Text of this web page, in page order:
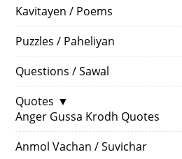
Kavitayen / Poems
Puzzles / Paheliyan
Questions / Sawal
Quotes ▼
Anger Gussa Krodh Quotes
Anmol Vachan / Suvichar